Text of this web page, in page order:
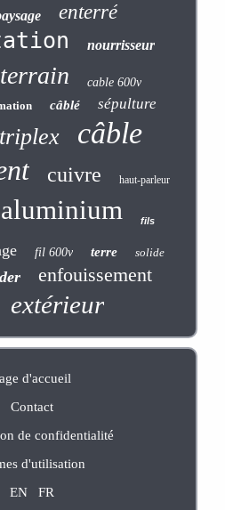
enterré
nourrisseur
cable 600v
câblé sépulture
triplex câble
cuivre haut-parleur
aluminium fils
fil 600v terre solide
enfouissement
extérieur
d'accueil
Contact
de confidentialité
d'utilisation
EN
FR